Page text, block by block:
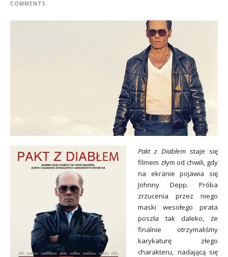
COMMENTS
Pakt z Diabłem staje się
filmem złym od chwili, gdy
na ekranie pojawia się
Johnny Depp. Próba
zrzucenia przez niego
maski wesołego pirata
poszła tak daleko, że
finalnie otrzymaliśmy
karykaturę złego
charakteru, nadającą się